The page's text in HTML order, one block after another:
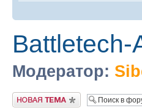
Battletech-
Модератор:
Новая тема